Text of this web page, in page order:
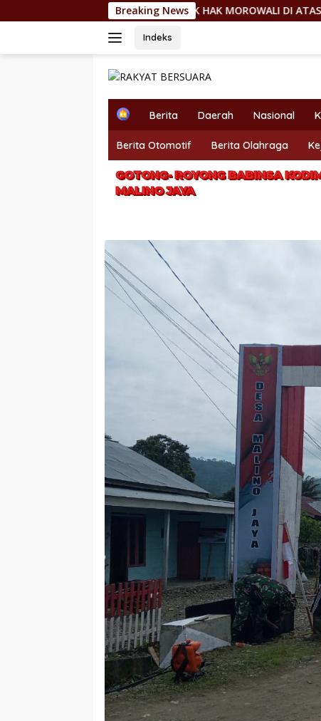
ke
Breaking News
RAMPOK HAK MOROWALI DI ATAS ASAP SMELTER
Indeks
H
m
e
Berita Daerah Nasional
Berita Otomotif Berita Olahraga
GOTONG- ROYONG BABINSA
MALINO JAYA